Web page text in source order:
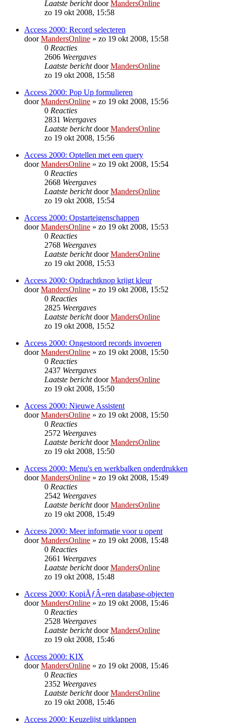
Laatste berichtdoorMandersOnline
zo 19 okt 2008, 15:58
Access 2000: Record selecteren
doorMandersOnline » zo 19 okt 2008, 15:58
0 Reacties
2606 Weergaves
Laatste berichtdoorMandersOnline
zo 19 okt 2008, 15:58
Access 2000: Pop Up formulieren
doorMandersOnline » zo 19 okt 2008, 15:56
0 Reacties
2831 Weergaves
Laatste berichtdoorMandersOnline
zo 19 okt 2008, 15:56
Access 2000: Optellen met een query
doorMandersOnline » zo 19 okt 2008, 15:54
0 Reacties
2668 Weergaves
Laatste berichtdoorMandersOnline
zo 19 okt 2008, 15:54
Access 2000: Opstarteigenschappen
doorMandersOnline » zo 19 okt 2008, 15:53
0 Reacties
2768 Weergaves
Laatste berichtdoorMandersOnline
zo 19 okt 2008, 15:53
Access 2000: Opdrachtknop krijgt kleur
doorMandersOnline » zo 19 okt 2008, 15:52
0 Reacties
2825 Weergaves
Laatste berichtdoorMandersOnline
zo 19 okt 2008, 15:52
Access 2000: Ongestoord records invoeren
doorMandersOnline » zo 19 okt 2008, 15:50
0 Reacties
2437 Weergaves
Laatste berichtdoorMandersOnline
zo 19 okt 2008, 15:50
Access 2000: Nieuwe Assistent
doorMandersOnline » zo 19 okt 2008, 15:50
0 Reacties
2572 Weergaves
Laatste berichtdoorMandersOnline
zo 19 okt 2008, 15:50
Access 2000: Menu's en werkbalken onderdrukken
doorMandersOnline » zo 19 okt 2008, 15:49
0 Reacties
2542 Weergaves
Laatste berichtdoorMandersOnline
zo 19 okt 2008, 15:49
Access 2000: Meer informatie voor u opent
doorMandersOnline » zo 19 okt 2008, 15:48
0 Reacties
2661 Weergaves
Laatste berichtdoorMandersOnline
zo 19 okt 2008, 15:48
Access 2000: KopiÃƒÂ«ren database-objecten
doorMandersOnline » zo 19 okt 2008, 15:46
0 Reacties
2528 Weergaves
Laatste berichtdoorMandersOnline
zo 19 okt 2008, 15:46
Access 2000: KIX
doorMandersOnline » zo 19 okt 2008, 15:46
0 Reacties
2352 Weergaves
Laatste berichtdoorMandersOnline
zo 19 okt 2008, 15:46
Access 2000: Keuzelijst uitklappen